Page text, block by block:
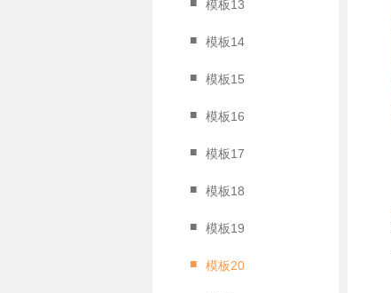
模板13
■ 模板14
■ 模板15
■ 模板16
■ 模板17
■ 模板18
■ 模板19
■ 模板20